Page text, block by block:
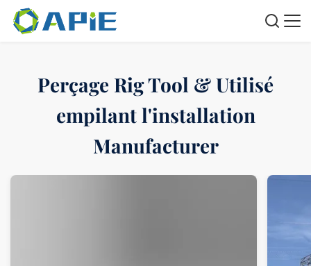
Perçage Rig Tool & Utilisé
empilant l'installation
Manufacturer